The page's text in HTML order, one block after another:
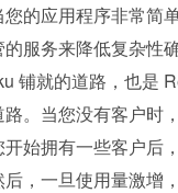
的应用程序非常简
服务来降低复杂性
铺就的道路，也是
。当您没有客户时
始拥有一些客户后
，一旦使用量激增